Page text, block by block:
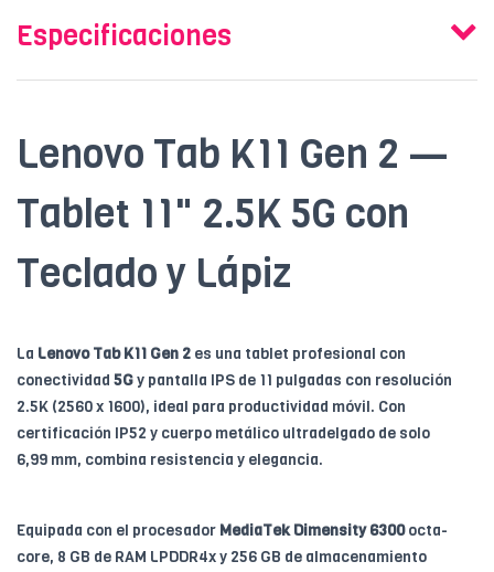
Especificaciones
Lenovo Tab K11 Gen 2 —
Tablet 11" 2.5K 5G con
Teclado y Lápiz
La Lenovo Tab K11 Gen 2 es una tablet profesional con
conectividad 5Gy pantalla IPS de 11 pulgadas con resolución
2.5K (2560 x 1600), ideal para productividad móvil. Con
certificación IP52 y cuerpo metálico ultradelgado de solo
6,99 mm, combina resistencia y elegancia.
Equipada con el procesador MediaTek Dimensity 6300octa-
core, 8 GB de RAM LPDDR4x y 256 GB de almacenamiento